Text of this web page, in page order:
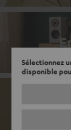
Sélectionnez
disponible